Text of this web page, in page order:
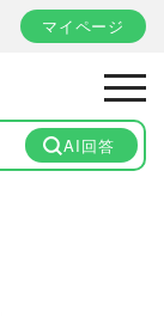
マイページ
AI回答